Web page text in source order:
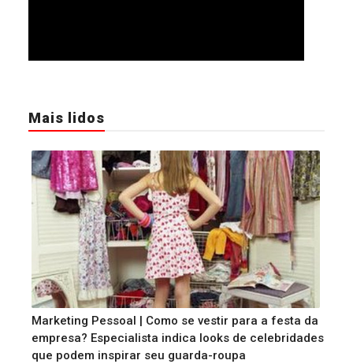
Mais lidos
Marketing Pessoal | Como se vestir para a festa da
empresa? Especialista indica looks de celebridades
que podem inspirar seu guarda-roupa